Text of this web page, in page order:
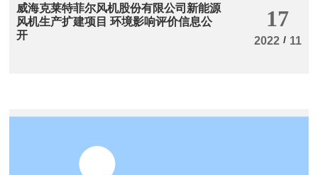
威海克莱特菲尔风机股份有限公司新能源
风机生产扩建项目 环境影响评价信息公
开
17
2022 / 11